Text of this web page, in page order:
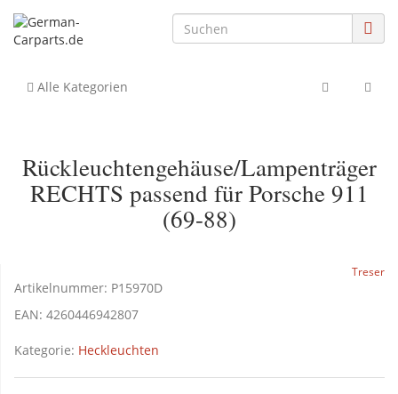
Alle Kategorien
Rückleuchtengehäuse/Lampenträger
RECHTS passend für Porsche 911
(69-88)
Treser
Artikelnummer: P15970D
EAN: 4260446942807
Kategorie: Heckleuchten